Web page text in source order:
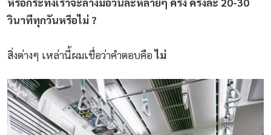
วินาทีทุกวันหรือไม่ ?
สิ่งต่างๆ เหล่านี้ผมเชื่อว่าคำตอบคือไม่